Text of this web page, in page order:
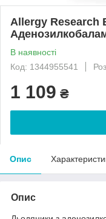
Allergy Research
В наявності
Код: 1344955541
1 109 ₴
Опис
Опис